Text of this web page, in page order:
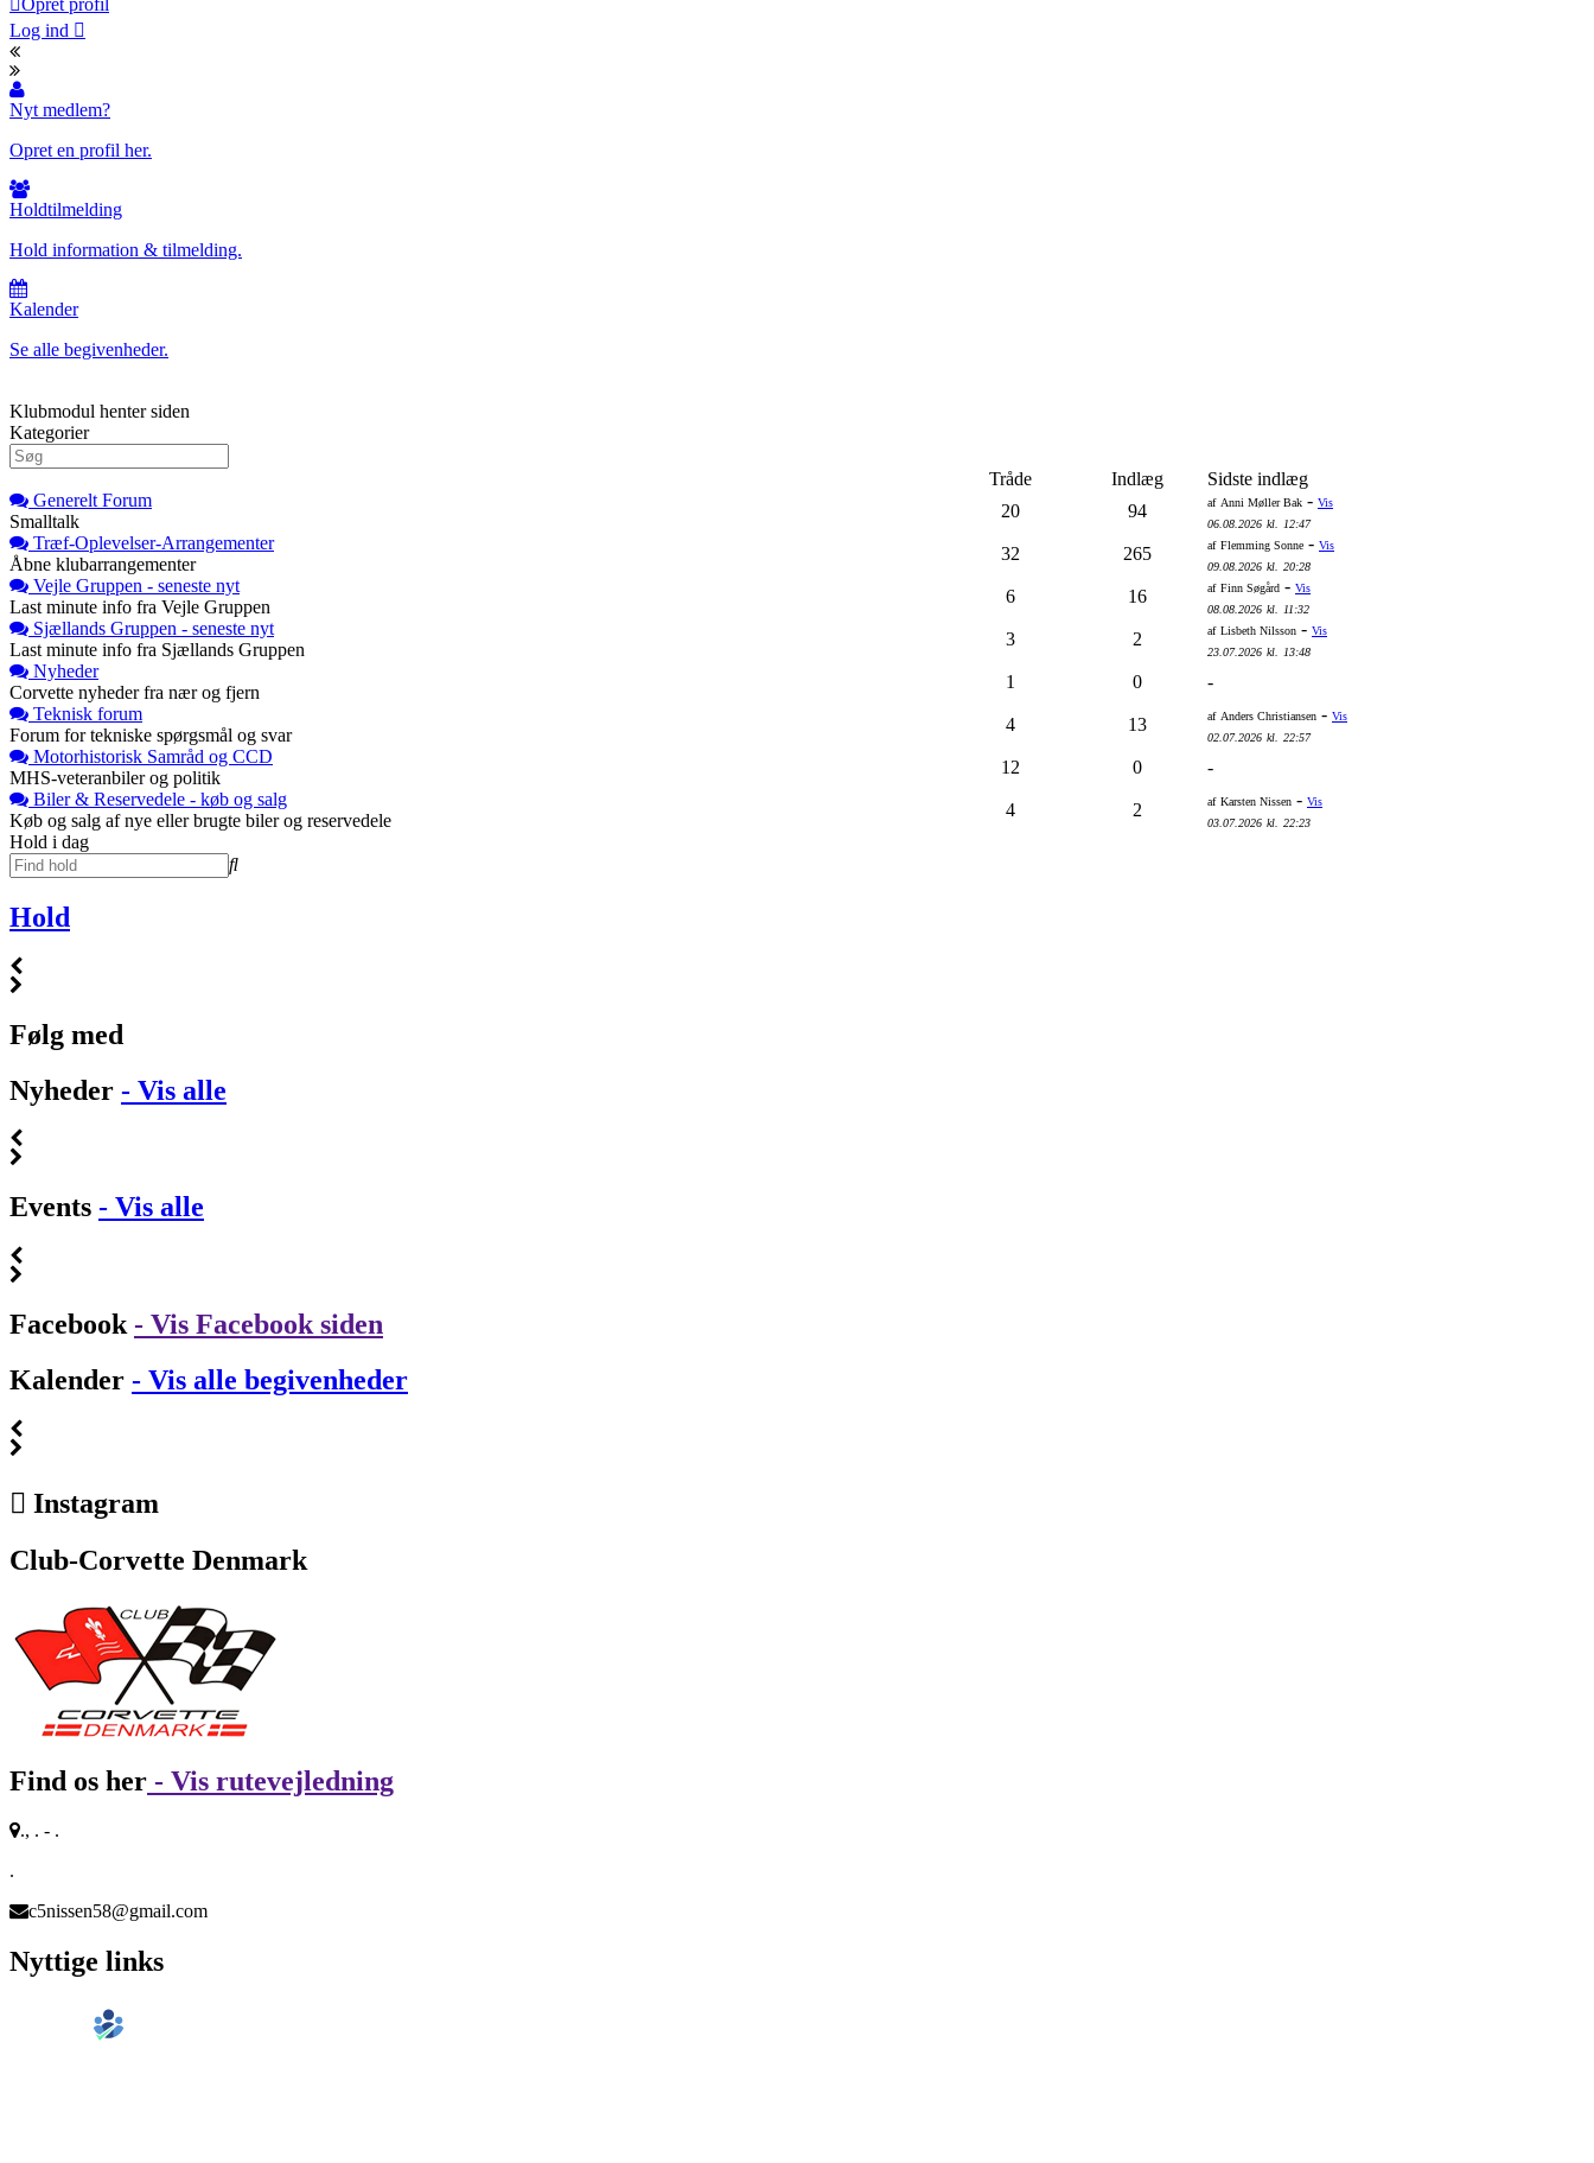
Log ind
Nyt medlem?
Opret en profil her.
Holdtilmelding
Hold information & tilmelding.
Kalender
Se alle begivenheder.
Klubmodul henter siden
Kategorier
Tråde Indlæg
Sidste indlæg
Generelt Forum
Smalltalk
20 94 af Anni Møller Bak - Vis
06.08.2026 kl. 12:47
Træf-Oplevelser-Arrangementer
Åbne klubarrangementer
32 265 af Flemming Sonne - Vis
09.08.2026 kl. 20:28
Vejle Gruppen - seneste nyt
Last minute info fra Vejle Gruppen
6 16 af Finn Søgård - Vis
08.08.2026 kl. 11:32
Sjællands Gruppen - seneste nyt
Last minute info fra Sjællands Gruppen
3 2 af Lisbeth Nilsson - Vis
23.07.2026 kl. 13:48
Nyheder
Corvette nyheder fra nær og fjern
1 0
-
Teknisk forum
Forum for tekniske spørgsmål og svar
4 13 af Anders Christiansen - Vis
02.07.2026 kl. 22:57
Motorhistorisk Samråd og CCD
MHS-veteranbiler og politik
12 0
-
Biler & Reservedele - køb og salg
Køb og salg af nye eller brugte biler og reservedele
4 2 af Karsten Nissen - Vis
03.07.2026 kl. 22:23
Hold i dag
Hold
Følg med
Nyheder - Vis alle
Events - Vis alle
Facebook - Vis Facebook siden
Kalender - Vis alle begivenheder
Instagram
Club-Corvette Denmark
Find os her - Vis rutevejledning
., . - .
.
c5nissen58@gmail.com
Nyttige links